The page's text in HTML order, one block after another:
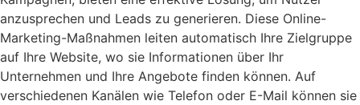
anzusprechen und Leads zu generieren. Diese Online-
Marketing-Maßnahmen leiten automatisch Ihre Zielgruppe
auf Ihre Website, wo sie Informationen über Ihr
Unternehmen und Ihre Angebote finden können. Auf
verschiedenen Kanälen wie Telefon oder E-Mail können sie